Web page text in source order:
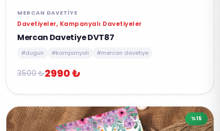
MERCAN DAVETIYE
Davetiyeler, Kampanyalı Davetiyeler
Mercan Davetiye DVT87
#dugun #kampanyali #mercan davetiye
3500 ₺2990 ₺
%15